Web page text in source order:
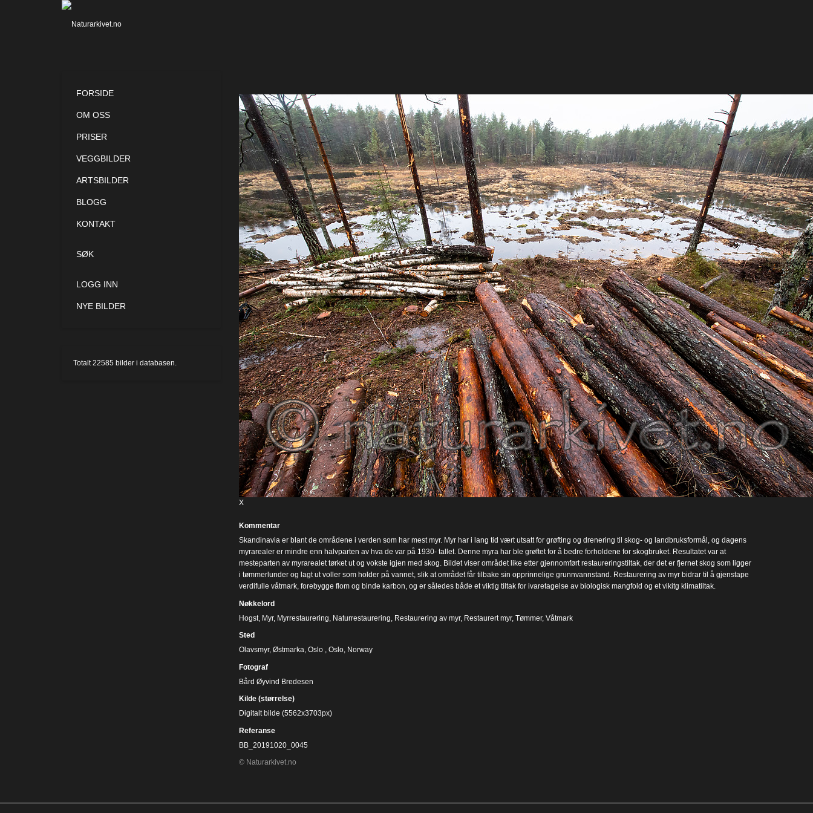
X
Kommentar
Skandinavia er blant de områdene i verden som har mest myr. Myr har i lang tid vært utsatt for grøfting og drenering til skog- og landbruksformål, og dagens
myrarealer er mindre enn halvparten av hva de var på 1930- tallet. Denne myra har ble grøftet for å bedre forholdene for skogbruket. Resultatet var at
mesteparten av myrarealet tørket ut og vokste igjen med skog. Bildet viser området like etter gjennomført restaureringstiltak, der det er fjernet skog som ligger
i tømmerlunder og lagt ut voller som holder på vannet, slik at området får tilbake sin opprinnelige grunnvannstand. Restaurering av myr bidrar til å gjenstape
verdifulle våtmark, forebygge flom og binde karbon, og er således både et viktig tiltak for ivaretagelse av biologisk mangfold og et vikitg klimatiltak.
Nøkkelord
Hogst, Myr, Myrrestaurering Naturrestaurering Restaurering av myr, Restaurert myr, Tømmer, Våtmark
Sted
Olavsmyr, Østmarka, Oslo , Oslo, Norway
Fotograf
Bård Øyvind Bredesen
Kilde (størrelse)
Digitalt bilde (5562x3703px)
Referanse
BB_20191020_0045
© Naturarkivet.no
FORSIDE
OM OSS
PRISER
VEGGBILDER
ARTSBILDER
BLOGG
KONTAKT
SØK
LOGG INN
NYE BILDER
Totalt22585 bilder i databasen.